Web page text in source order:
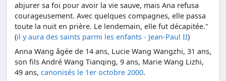
abjurer sa foi pour avoir la vie sauve, mais Ana refusa
courageusement. Avec quelques compagnes, elle passa
toute la nuit en prière. Le lendemain, elle fut décapitée."
(il y aura des saints parmi les enfants - Jean-Paul II)
Anna Wang âgée de 14 ans, Lucie Wang Wangzhi, 31 ans,
son fils André Wang Tianqing, 9 ans, Marie Wang Lizhi,
49 ans, canonisés le 1er octobre 2000.